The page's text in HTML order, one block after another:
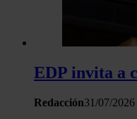
EDP invita a
Redacción31/07/2026